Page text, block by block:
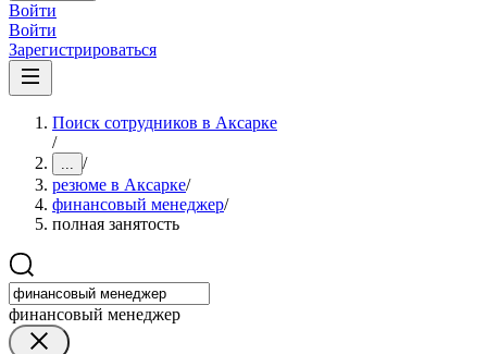
Войти
Войти
Зарегистрироваться
Поиск сотрудников в Аксарке
/
... /
резюме в Аксарке/
финансовый менеджер/
полная занятость
финансовый менеджер